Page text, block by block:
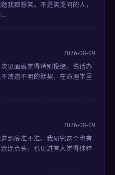
我都想笑。不是笑提问的人，
…
2026-08-09
见面就觉得特别投缘，说话办
清道不明的默契，在命理学里
2026-08-09
到底准不准。我研究这个也有
连点头，也见过有人觉得纯粹